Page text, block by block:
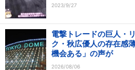
2023/9/27
電撃トレードの巨人・
ク・秋広優人の存在感
機会ある」の声が
2026/08/06